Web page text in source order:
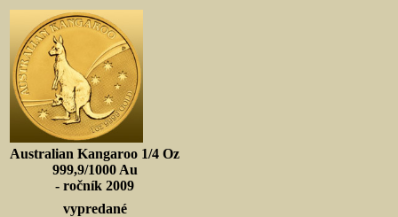
Australian Kangaroo 1/4 Oz
999,9/1000 Au
- ročník 2009
vypredané